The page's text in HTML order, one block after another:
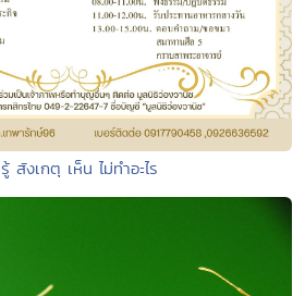
สังเกตุ เห็น ไม่ทำอะไร